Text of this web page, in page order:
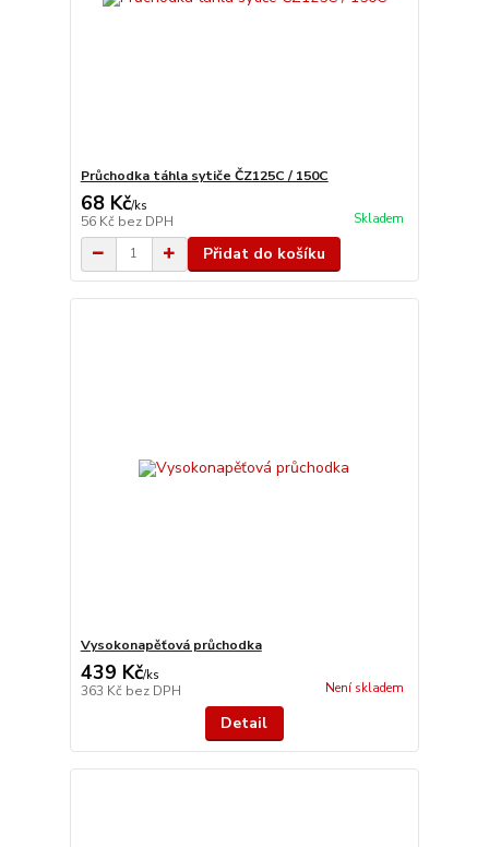
Průchodka táhla sytiče ČZ125C / 150C
68 Kč/ks
56 Kč bez DPH Skladem
Přidat do košíku
Vysokonapěťová průchodka
439 Kč/ks
363 Kč bez DPH Není skladem
Detail